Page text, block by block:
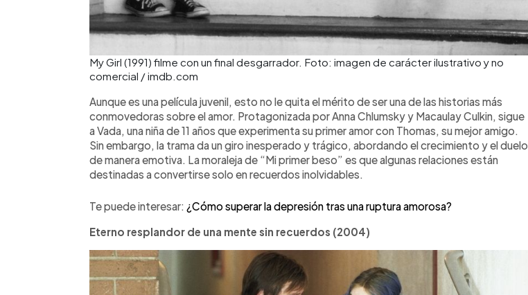
My Girl (1991) filme con un final desgarrador. Foto: imagen de carácter ilustrativo y no
comercial / imdb.com
Aunque es una película juvenil, esto no le quita el mérito de ser una de las historias más
conmovedoras sobre el amor. Protagonizada por Anna Chlumsky y Macaulay Culkin, sigue
a Vada, una niña de 11 años que experimenta su primer amor con Thomas, su mejor amigo.
Sin embargo, la trama da un giro inesperado y trágico, abordando el crecimiento y el duelo
de manera emotiva. La moraleja de “Mi primer beso” es que algunas relaciones están
destinadas a convertirse solo en recuerdos inolvidables.
Te puede interesar: ¿Cómo superar la depresión tras una ruptura amorosa?
Eterno resplandor de una mente sin recuerdos (2004)